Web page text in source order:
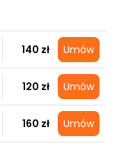
140 zł Umów
120 zł Umów
160 zł Umów